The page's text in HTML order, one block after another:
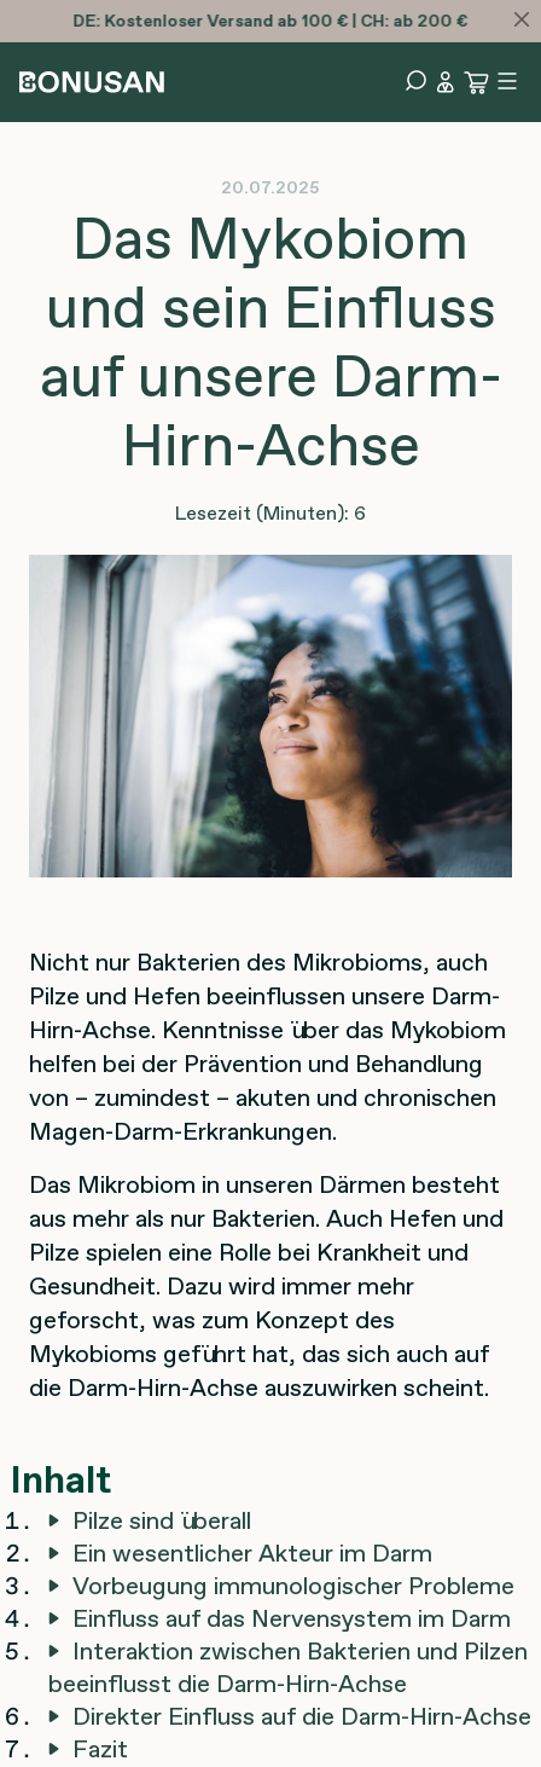
DE: KostenloserVersand ab 100 € | CH: ab 200 €
20.07.2025
Das Mykobiom
und sein Einfluss
auf unsere Darm-
Hirn-Achse
Lesezeit (Minuten): 6
Nicht nur Bakterien des Mikrobioms, auch
Pilze und Hefen beeinflussen unsere Darm-
Hirn-Achse. Kenntnisse über das Mykobiom
helfen bei der Prävention und Behandlung
von – zumindest – akuten und chronischen
Magen-Darm-Erkrankungen.
Das Mikrobiom in unseren Därmen besteht
aus mehr als nur Bakterien. Auch Hefen und
Pilze spielen eine Rolle bei Krankheit und
Gesundheit. Dazu wird immer mehr
geforscht, was zum Konzept des
Mykobioms geführt hat, das sich auch auf
die Darm-Hirn-Achse auszuwirken scheint.
Inhalt
Pilze sind überall
Ein wesentlicher Akteur im Darm
Vorbeugung immunologischer Probleme
Einfluss auf das Nervensystem im Darm
Interaktion zwischen Bakterien und Pilzen
beeinflusst die Darm-Hirn-Achse
Direkter Einfluss auf die Darm-Hirn-Achse
Fazit